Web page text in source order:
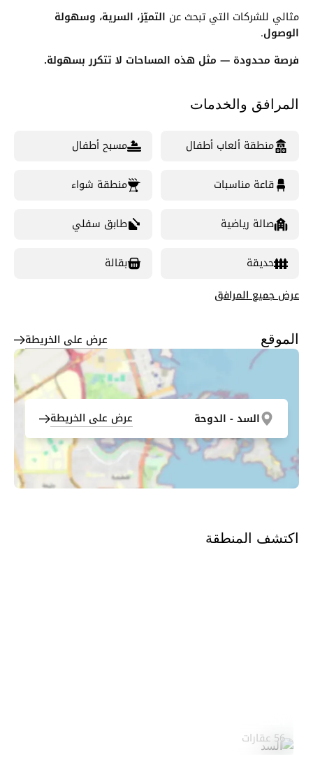
مثالي للشركات التي تبحث عن التميّز، السرية، وسهولة
الوصول.
فرصة محدودة — مثل هذه المساحات لا تتكرر بسهولة.
المرافق والخدمات
منطقة ألعاب أطفال مسبح أطفال
قاعة مناسبات منطقة شواء
صالة رياضية طابق سفلي
حديقة
بقالة
عرض جميع المرافق
الموقع عرض على الخريطة
السد - الدوحة عرض على الخريطة
اكتشف المنطقة
56 عقارات